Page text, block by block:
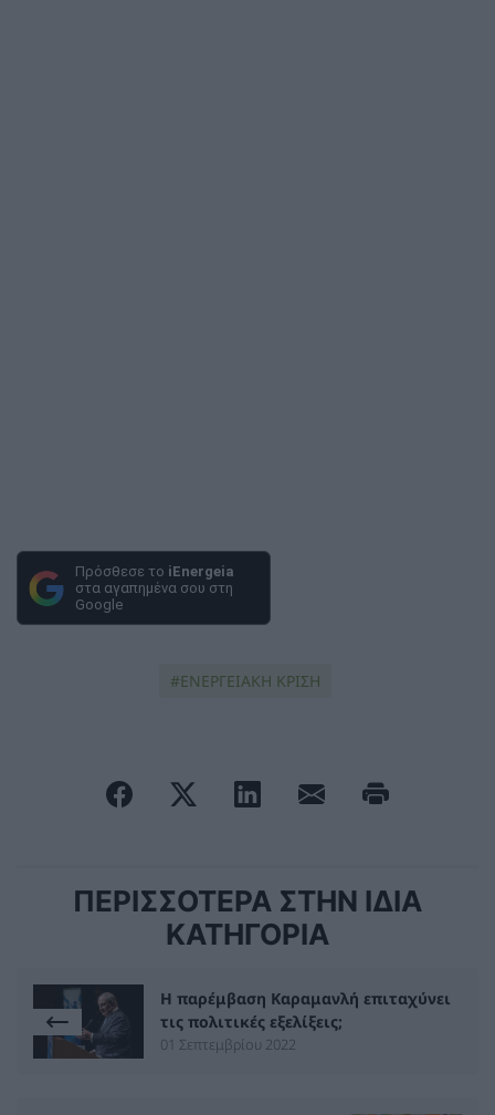
Πρόσθεσε το iEnergeia
στα αγαπημένα σου στη
Google
ΕΝΕΡΓΕΙΑΚΗ ΚΡΙΣΗ
ΠΕΡΙΣΣΟΤΕΡΑ ΣΤΗΝ ΙΔΙΑ
ΚΑΤΗΓΟΡΙΑ
Η παρέμβαση Καραμανλή επιταχύνει
τις πολιτικές εξελίξεις;
01 Σεπτεμβρίου 2022